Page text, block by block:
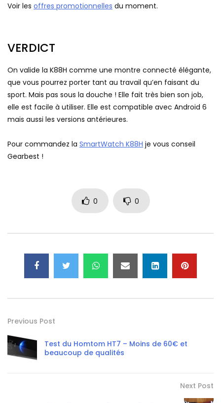
Voir les offres promotionnelles du moment.
VERDICT
On valide la K88H comme une montre connecté élégante,
que vous pourrez porter tant au travail qu’en faisant du
sport. Mais pas sous la douche ! Elle fait très bien son job,
elle est facile à utiliser. Elle est compatible avec Android 6
mais aussi les versions antérieures.
Pour commandez la SmartWatch K88H je vous conseil
Gearbest !
0 0
Previous Post
Test du Homtom HT7 – Moins de 60€ et
beaucoup de qualités
Next Post